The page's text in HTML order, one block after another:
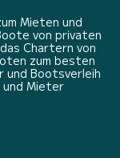
Mieten und
von privaten
Chartern von
zum besten
und Bootsverleih
Mieter